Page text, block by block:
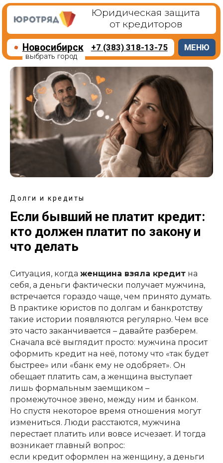
Юридическая защита
от кредиторов
+7 (383) 318-13-75 МЕНЮ
Новосибирск
выбрать город
Долги и кредиты
Если бывший не платит кредит:
кто должен платит по закону и
что делать
Ситуация, когда женщина взяла кредит на
себя, а деньги фактически получает мужчина,
встречается гораздо чаще, чем принято думать.
В практике юристов по долгам и банкротству
такие истории появляются регулярно. Чем все
это часто заканчивается – давайте разберем.
Сначала всё выглядит просто: мужчина просит
оформить кредит на неё, потому что «так будет
быстрее» или «банк ему не одобряет». Он
обещает платить сам, а женщина выступает
лишь формальным заемщиком –
промежуточное звено, между ним и банком.
Но спустя некоторое время отношения могут
измениться. Люди расстаются, мужчина
перестает платить или вовсе исчезает. И тогда
возникает главный вопрос:
если кредит оформлен на женщину, а деньги